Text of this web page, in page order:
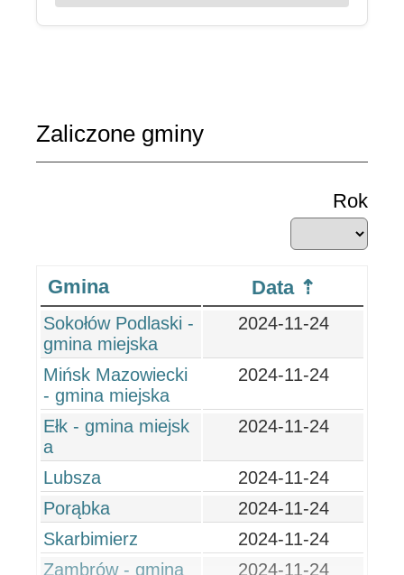
Zaliczone gminy
Rok
Gmina Data
Sokołów Podlaski -
gmina miejska
2024-11-24
Mińsk Mazowiecki
- gmina miejska
2024-11-24
Ełk - gmina miejsk
a
2024-11-24
Lubsza
2024-11-24
Porąbka
2024-11-24
Skarbimierz
2024-11-24
Zambrów - gmina
2024-11-24